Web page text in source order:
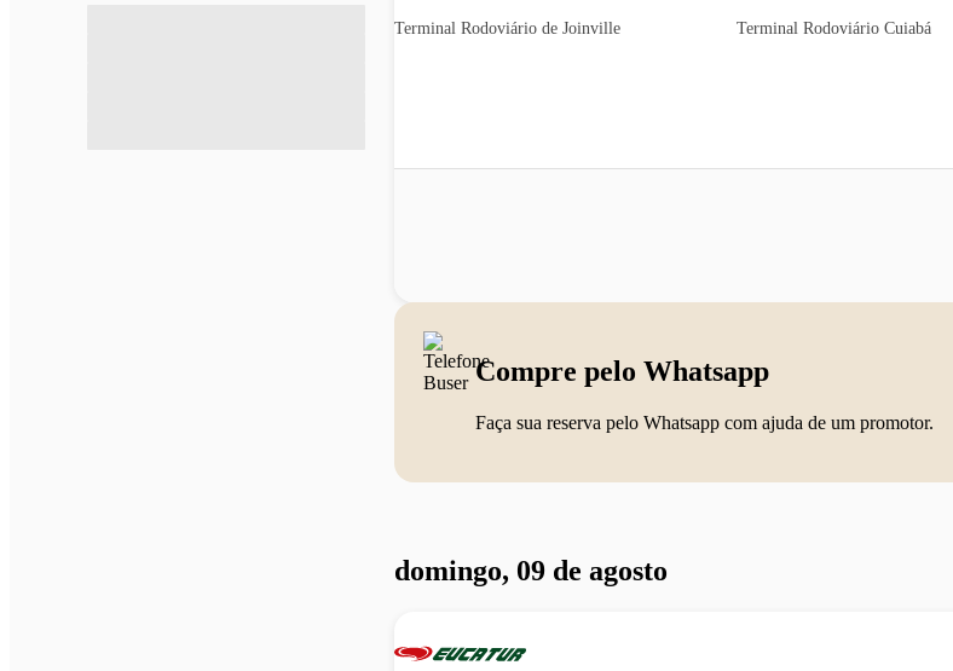
Terminal Rodoviário de Joinville Terminal Rodoviário Cuiabá
Compre pelo Whatsapp
Faça sua reserva pelo Whatsapp com ajuda de um promotor.
domingo, 09 de agosto